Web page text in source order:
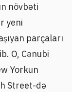
növbəti
yeni
parçaları
O, Cənubi
Yorkun
Street-də